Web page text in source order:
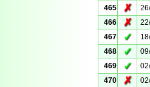
465
✗
466
✗
467
✓
468
✓
469
✓
470
✗